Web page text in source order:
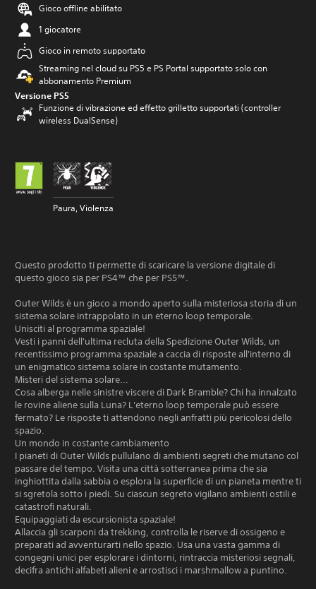
Gioco offline abilitato
1 giocatore
Gioco in remoto supportato
Streaming nel cloud su PS5 e PS Portal supportato solo con
abbonamento Premium
Versione PS5
Funzione di vibrazione ed effetto grilletto supportati (controller
wireless DualSense)
Paura, Violenza
Questo prodotto ti permette di scaricare la versione digitale di
questo gioco sia per PS4™ che per PS5™.
Outer Wilds è un gioco a mondo aperto sulla misteriosa storia di un
sistema solare intrappolato in un eterno loop temporale.
Unisciti al programma spaziale!
Vesti i panni dell'ultima recluta della Spedizione Outer Wilds, un
recentissimo programma spaziale a caccia di risposte all'interno di
un enigmatico sistema solare in costante mutamento.
Misteri del sistema solare...
Cosa alberga nelle sinistre viscere di Dark Bramble? Chi ha innalzato
le rovine aliene sulla Luna? L'eterno loop temporale può essere
fermato? Le risposte ti attendono negli anfratti più pericolosi dello
spazio.
Un mondo in costante cambiamento
I pianeti di Outer Wilds pullulano di ambienti segreti che mutano col
passare del tempo. Visita una città sotterranea prima che sia
inghiottita dalla sabbia o esplora la superficie di un pianeta mentre ti
si sgretola sotto i piedi. Su ciascun segreto vigilano ambienti ostili e
catastrofi naturali.
Equipaggiati da escursionista spaziale!
Allaccia gli scarponi da trekking, controlla le riserve di ossigeno e
preparati ad avventurarti nello spazio. Usa una vasta gamma di
congegni unici per esplorare i dintorni, rintraccia misteriosi segnali,
decifra antichi alfabeti alieni e arrostisci i marshmallow a puntino.